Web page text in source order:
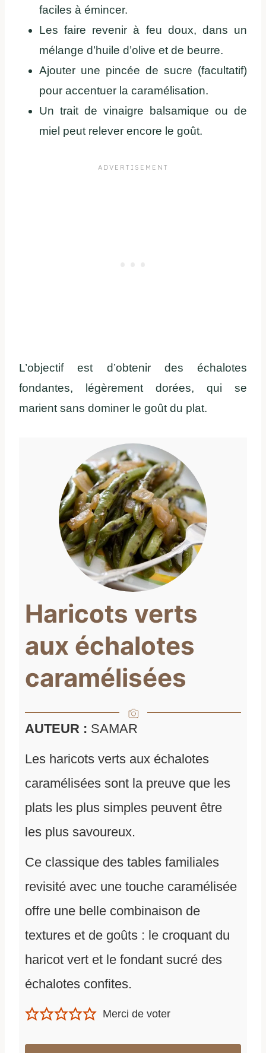
faciles à émincer.
Les faire revenir à feu doux, dans un
mélange d’huile d’olive et de beurre.
Ajouter une pincée de sucre (facultatif)
pour accentuer la caramélisation.
Un trait de vinaigre balsamique ou de
miel peut relever encore le goût.
L’objectif est d’obtenir des échalotes
fondantes, légèrement dorées, qui se
marient sans dominer le goût du plat.
Haricots verts
aux échalotes
caramélisées
AUTEUR : SAMAR
Les haricots verts aux échalotes
caramélisées sont la preuve que les
plats les plus simples peuvent être
les plus savoureux.
Ce classique des tables familiales
revisité avec une touche caramélisée
offre une belle combinaison de
textures et de goûts : le croquant du
haricot vert et le fondant sucré des
échalotes confites.
Merci de voter